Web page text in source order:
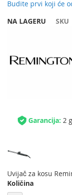
Budite prvi koji će
NA LAGERU
SKU
Garancija: 2
Uvijač za kosu
Količina